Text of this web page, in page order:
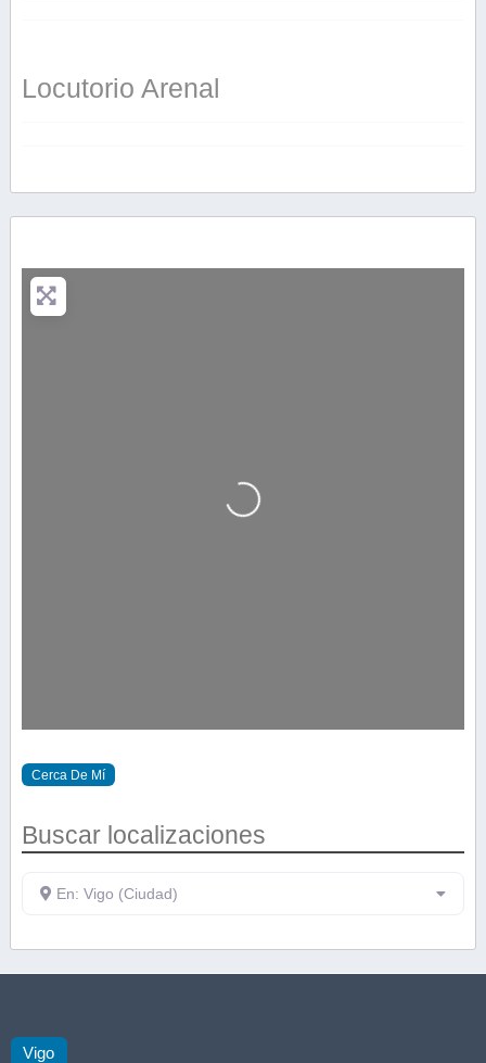
Locutorio Arenal
Cargando…
Cerca De Mí
Buscar localizaciones
En: Vigo (Ciudad)
Vigo